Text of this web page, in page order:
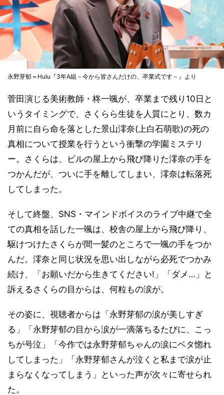
永野芽郁＝Hulu『3年A組－今から皆さんだけの、卒業式です－』より
菅田演じる美術教師・柊一颯が、卒業まで残り10日と
いうタイミングで、さくらら生徒を人質にとり、数カ
月前に自ら命を落とした景山澪奈(上白石萌歌)の死の
真相について授業を行うという衝撃の学園ミステリ
ー。さくらは、ビルの屋上から飛び降りた澪奈の手を
つかんだが、ついに手を離してしまい、澪奈は転落死
してしまった。
そして終盤、SNS・マインドボイスのライブ中継で全
ての真相を話した一颯は、校舎の屋上から飛び降り、
駆けつけたさくらが間一髪のところで一颯の手をつか
んだ。澪奈と同じ状況を思い出しながら必死でつかみ
続け、「お願いだから生きてください!」「ダメ…」と
訴えるさくらの目からは、何粒もの涙が。
その姿に、視聴者からは「永野芽郁の涙が美しすぎ
る」「永野芽郁の目から涙が一滴落ちるたびに、こっ
ちが号泣」「今作では永野芽郁ちゃんの涙にベタ惚れ
してしまった」「永野芽郁さんが泣くと私まで涙が止
まらなくなってしまう」といった声が次々に寄せられ
た。